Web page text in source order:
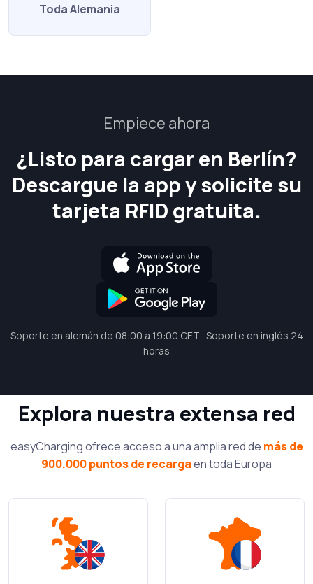
Toda Alemania
Empiece ahora
¿Listo para cargar en Berlín?
Descargue la app y solicite su
tarjeta RFID gratuita.
Soporte en alemán de 08:00 a 19:00 CET · Soporte en inglés 24
horas
Explora nuestra extensa red
easyCharging ofrece acceso a una amplia red de más de
900.000 puntos de recargaen toda Europa